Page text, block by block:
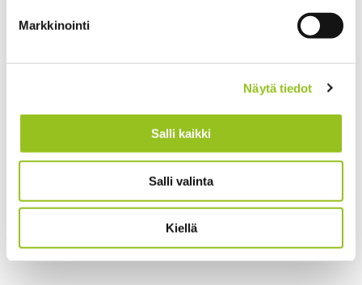
Markkinointi
Näytä tiedot
Salli kaikki
Salli valinta
Kiellä